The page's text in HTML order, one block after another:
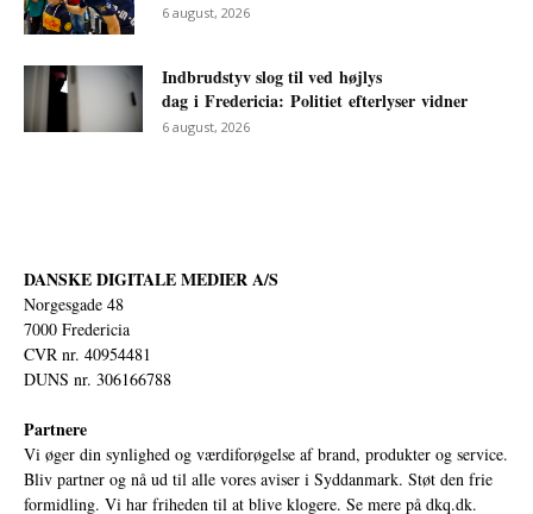
6 august, 2026
Indbrudstyv slog til ved højlys
dag i Fredericia: Politiet efterlyser vidner
6 august, 2026
DANSKE DIGITALE MEDIER A/S
Norgesgade 48
7000 Fredericia
CVR nr. 40954481
DUNS nr. 306166788
Partnere
Vi øger din synlighed og værdiforøgelse af brand, produkter og service.
Bliv partner og nå ud til alle vores aviser i Syddanmark. Støt den frie
formidling. Vi har friheden til at blive klogere. Se mere på dkq.dk.